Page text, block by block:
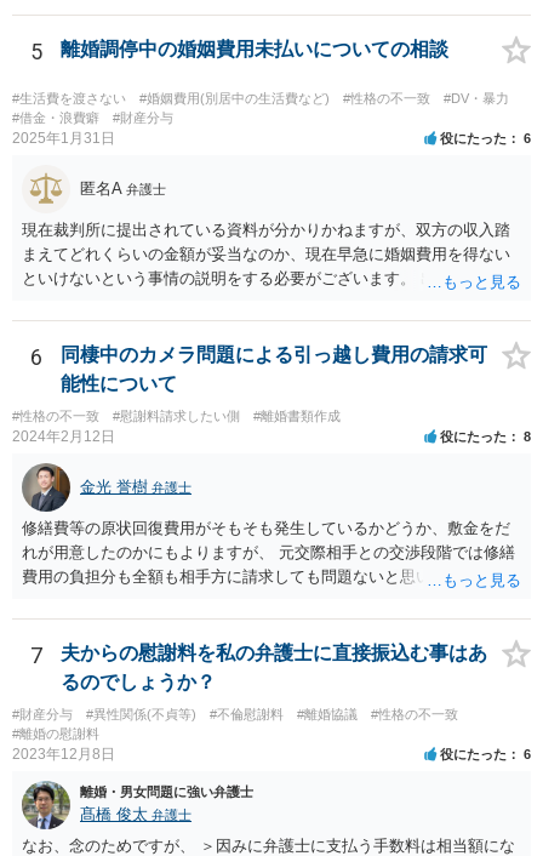
5 離婚調停中の婚姻費用未払いについての相談
#生活費を渡さない #婚姻費用(別居中の生活費など) #性格の不一致
#DV・暴力
#借金・浪費癖
#財産分与
2025年1月31日 役にたった 6
匿名A 弁護士
現在裁判所に提出されている資料が分かりかねますが、双方の収入踏
まえてどれくらいの金額が妥当なのか、現在早急に婚姻費用を得ない
といけないという事情の説明をする必要がございます。 出来なくはな
収入にもよりますが、弁護士費用を拠出することが困難でも法テラス
の利用等もございますので全体的な方針の相談をされることをおすす
めします。
6
同棲中のカメラ問題による引っ越し費用の請求可
能性について
#性格の不一致 #慰謝料請求したい側 #離婚書類作成
2024年2月12日 役にたった 8
金光 誉樹 弁護士
修繕費等の原状回復費用がそもそも発生しているかどうか、敷金をだ
れが用意したのかにもよりますが、 元交際相手との交渉段階では修繕
費用の負担分も全額も相手方に請求しても問題ないと思います。 少な
用は相手方がその危険を引き受けたと捉えることもできます。修繕費
用が争われる場合も、最低でも折半で対応するのが公平と考えます。
7
夫からの慰謝料を私の弁護士に直接振込む事はあ
るのでしょうか？
#財産分与 #異性関係(不貞等) #不倫慰謝料 #離婚協議
#性格の不一致
#離婚の慰謝料
2023年12月8日 役にたった 6
離婚・男女問題に強い弁護士
髙橋 俊太 弁護士
なお、念のためですが、 ＞因みに弁護士に支払う手数料は相当額にな